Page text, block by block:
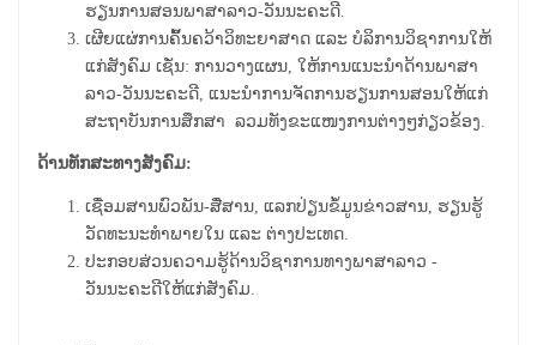
ຮຽນການສອນພາສາລາວ-ວັນນະຄະດີ.
ເຜີຍແຜ່ການຄົ້້ນຄວ້າວິທະຍາສາດ ແລະ ບໍລິການວິຊາການໃຫ້
ແກ່ສັງຄົມ ເຊັ່ນ: ການວາງແຜນ ໃຫ້ການແນະນໍາດ້ານພາສາ
ລາວ-ວັນນະຄະດີ, ແນະນໍາການຈັດການຮຽນການສອນໃຫ້ແກ່
ສະຖາບັນການສຶກສາ ລວມທັງຂະແໜງການຕ່າງໆກ່ຽວຂ້ອງ.
ດ້ານທັກສະທາງສັງຄົມ:
ເຊື່ອມສານພົວພັນ-ສື່ສານ ແລກປ່ຽນຂໍ້ມູນຂ່າວສານ ຮຽນຮູ້
ວັດທະນະທຳພາຍໃນ ແລະ ຕ່າງປະເທດ.
ປະກອບສ່ວນຄວາມຮູ້ດ້ານວິຊາການທາງພາສາລາວ -
ວັນນະຄະດີໃຫ້ແກ່ສັງຄົມ.